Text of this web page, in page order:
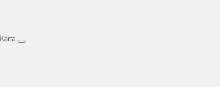
Karta